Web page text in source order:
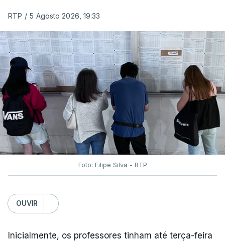
RTP / 5 Agosto 2026, 19:33
Foto: Filipe Silva - RTP
OUVIR
Inicialmente, os professores tinham até terça-feira